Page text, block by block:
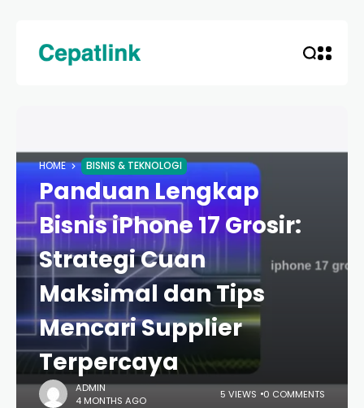
HOME BISNIS & TEKNOLOGI
Panduan Lengkap
Bisnis iPhone 17 Grosir:
Strategi Cuan
Maksimal dan Tips
Mencari Supplier
Terpercaya
ADMIN
4 MONTHS AGO
5 VIEWS 0 COMMENTS